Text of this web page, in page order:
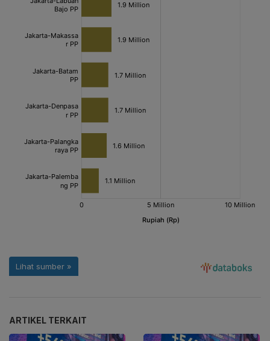
ARTIKEL TERKAIT